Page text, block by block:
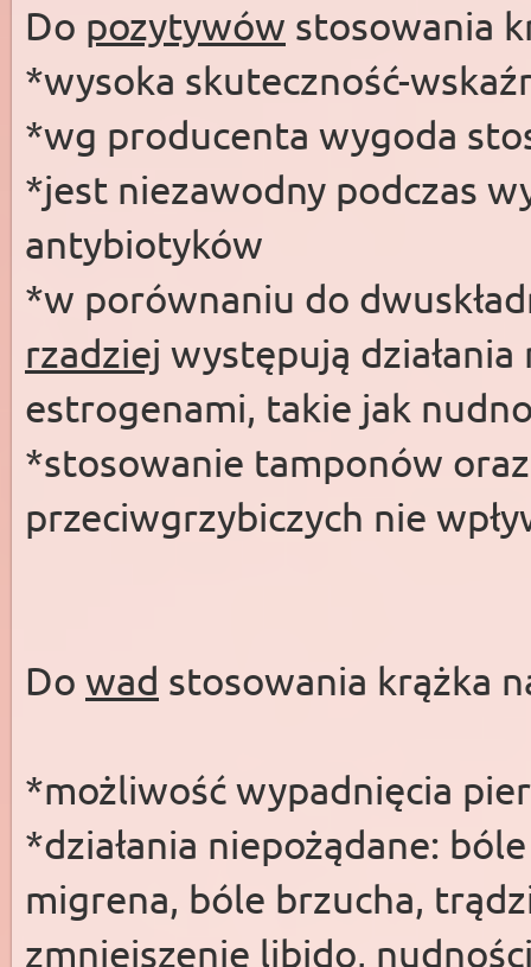
Do pozytywów stosowania
*wysoka skuteczność-
*wg producenta wygoda
*jest niezawodny podczas
antybiotyków
*w porównaniu do
rzadziej występują
estrogenami, takie jak
*stosowanie tamponów
przeciwgrzybiczych nie
Do wad stosowania krążka
*możliwość wypadnięcia
*działania niepożądane:
migrena, bóle brzucha,
zmniejszenie libido,